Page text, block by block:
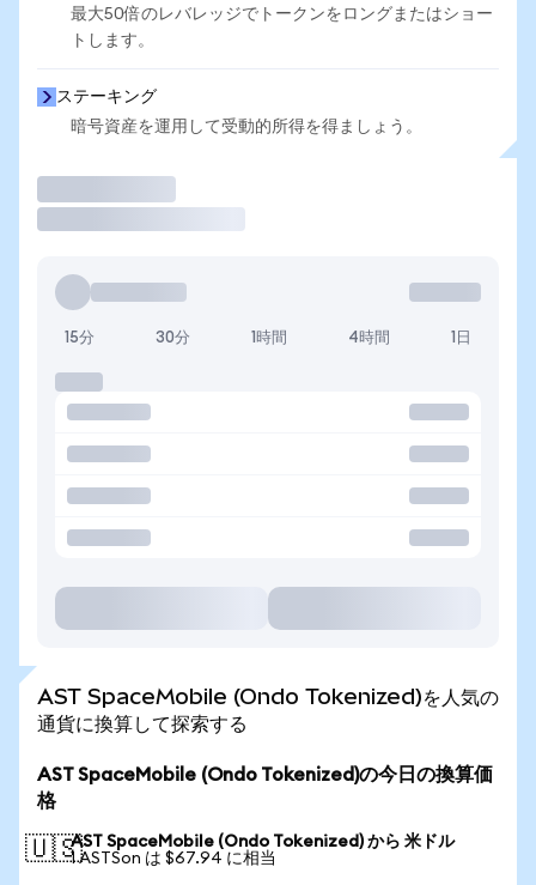
最大50倍のレバレッジでトークンをロングまたはショー
トします。
ステーキング
暗号資産を運用して受動的所得を得ましょう。
15分 30分 1時間 4時間 1日
AST SpaceMobile (Ondo Tokenized)を人気の
通貨に換算して探索する
AST SpaceMobile (Ondo Tokenized)の今日の換算価
格
🇺🇸AST SpaceMobile (Ondo Tokenized) から 米ドル
1 ASTSon は $67.94 に相当